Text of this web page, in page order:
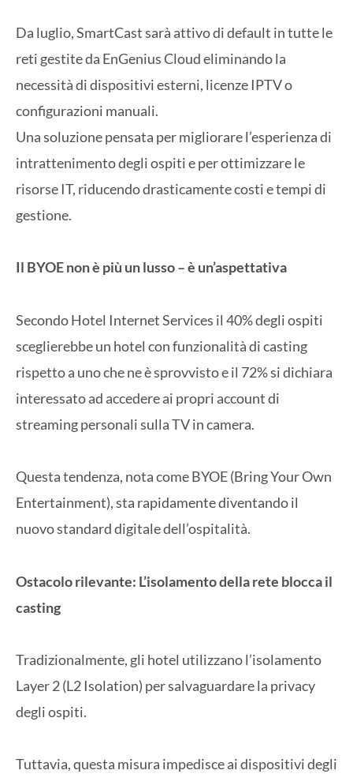
Da luglio, SmartCast sarà attivo di default in tutte le
reti gestite da EnGenius Cloud eliminando la
necessità di dispositivi esterni, licenze IPTV o
configurazioni manuali.
Una soluzione pensata per migliorare l’esperienza di
intrattenimento degli ospiti e per ottimizzare le
risorse IT, riducendo drasticamente costi e tempi di
gestione.
Il BYOE non è più un lusso – è un’aspettativa
Secondo Hotel Internet Services il 40% degli ospiti
sceglierebbe un hotel con funzionalità di casting
rispetto a uno che ne è sprovvisto e il 72% si dichiara
interessato ad accedere ai propri account di
streaming personali sulla TV in camera.
Questa tendenza, nota come BYOE (Bring Your Own
Entertainment), sta rapidamente diventando il
nuovo standard digitale dell’ospitalità.
Ostacolo rilevante: L’isolamento della rete blocca il
casting
Tradizionalmente, gli hotel utilizzano l’isolamento
Layer 2 (L2 Isolation) per salvaguardare la privacy
degli ospiti.
Tuttavia, questa misura impedisce ai dispositivi degli